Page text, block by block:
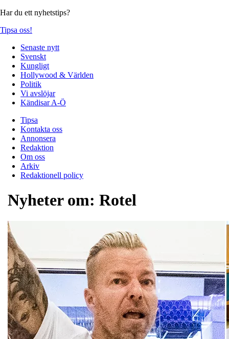
Har du ett nyhetstips?
Tipsa oss!
Senaste nytt
Svenskt
Kungligt
Hollywood & Världen
Politik
Vi avslöjar
Kändisar A-Ö
Tipsa
Kontakta oss
Annonsera
Redaktion
Om oss
Arkiv
Redaktionell policy
Nyheter om: Rotel